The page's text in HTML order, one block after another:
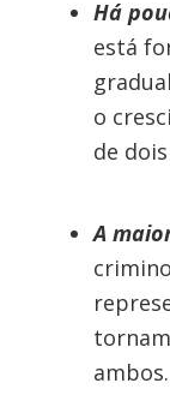
Há
está
o
de
A
ambos.